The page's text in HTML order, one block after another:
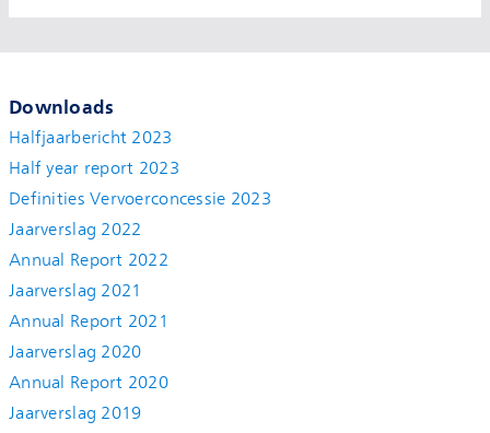
Downloads
Halfjaarbericht 2023
Half year report 2023
Definities Vervoerconcessie 2023
Jaarverslag 2022
Annual Report 2022
Jaarverslag 2021
Annual Report 2021
Jaarverslag 2020
Annual Report 2020
Jaarverslag 2019